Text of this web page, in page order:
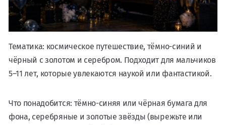
Тематика: космическое путешествие, тёмно-синий и
чёрный с золотом и серебром. Подходит для мальчиков
5–11 лет, которые увлекаются наукой или фантастикой.
Что понадобится: тёмно-синяя или чёрная бумага для
фона, серебряные и золотые звёзды (вырежьте или